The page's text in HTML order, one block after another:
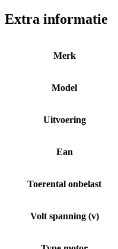
Extra informatie
Merk
Model
Uitvoering
Ean
Toerental onbelast
Volt spanning (v)